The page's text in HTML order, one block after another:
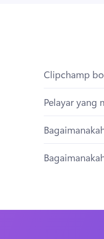
Clipchamp
Pelayar yang